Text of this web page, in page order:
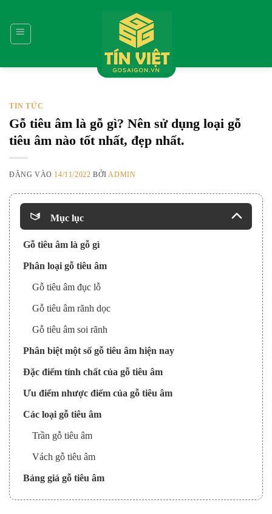
qua
nội
TIN TỨC
Gỗ tiêu âm là gỗ gì? Nên sử dụng loại gỗ
tiêu âm nào tốt nhất, đẹp nhất.
ĐĂNG VÀO 14/11/2022 BỞI ADMIN
Mục lục
Gỗ tiêu âm là gỗ gì
Phân loại gỗ tiêu âm
Gỗ tiêu âm đục lỗ
Gỗ tiêu âm rãnh dọc
Gỗ tiêu âm soi rãnh
Phân biệt một số gỗ tiêu âm hiện nay
Đặc điểm tính chất của gỗ tiêu âm
Ưu điểm nhược điểm của gỗ tiêu âm
Các loại gỗ tiêu âm
Trần gỗ tiêu âm
Vách gỗ tiêu âm
Bảng giá gỗ tiêu âm